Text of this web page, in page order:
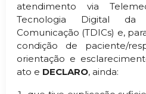
atendimento via
Tecnologia Digital
Comunicação (TDICs) e,
condição de paciente/
orientação e
ato e DECLARO, ainda: